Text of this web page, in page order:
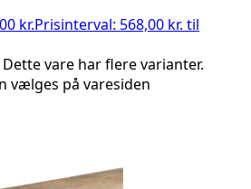
kr.Prisinterval: 568,00 kr. til
Dette vare har flere varianter.
vælges på varesiden